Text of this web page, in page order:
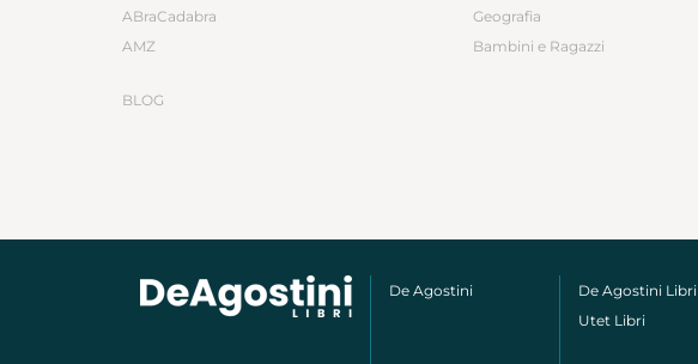
ABraCadabra
AMZ
BLOG
Geografia
Bambini e Ragazzi
De Agostini
De Agostini Libri
Utet Libri